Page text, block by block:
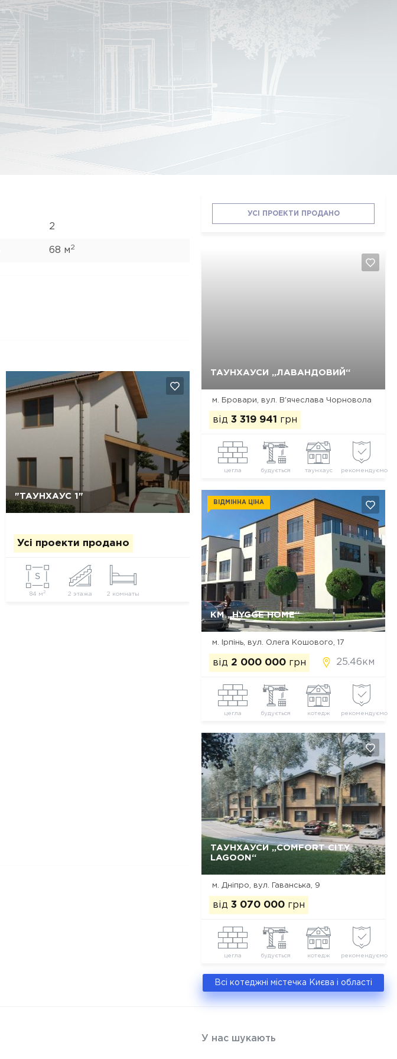
2
68 м2
"ТАУНХАУС 1"
Усі проекти продано
84 м2 2 этажа 2 комнаты
Так, видалити
УСІ ПРОЕКТИ ПРОДАНО
ТАУНХАУСИ „ЛАВАНДОВИЙ“
м. Бровари, вул. В'ячеслава Чорновола
від 3 319 941 грн
цегла будується таунхаус рекомендуємо
КМ „HYGGE HOME“
ВІДМІННА ЦІНА
м. Ірпінь, вул. Олега Кошового, 17
від 2 000 000 грн 25.46км
цегла будується котедж рекомендуємо
Так, видалити Відміна
ТАУНХАУСИ „COMFORT CITY
LAGOON“
м. Дніпро, вул. Гаванська, 9
від 3 070 000 грн
цегла будується котедж рекомендуємо
Всі котеджні містечка Києва і області
У нас шукають